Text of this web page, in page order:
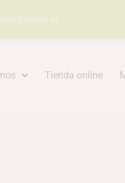
Tienda online